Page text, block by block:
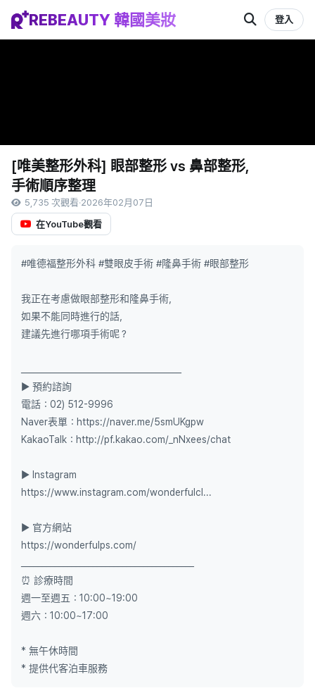
REBEAUTY 韓國美妝 登入
[唯美整形外科] 眼部整形 vs 鼻部整形,
手術順序整理
5,735 次觀看·2026年02月07日
在YouTube觀看
#唯德福整形外科 #雙眼皮手術 #隆鼻手術 #眼部整形
我正在考慮做眼部整形和隆鼻手術，
如果不能同時進行的話，
建議先進行哪項手術呢？
▶ 預約諮詢
電話：02) 512-9996
Naver表單：https://naver.me/5smUKgpw
KakaoTalk：http://pf.kakao.com/_nNxees/chat
▶ Instagram
https://www.instagram.com/wonderfulcl...
▶ 官方網站
https://wonderfulps.com/
⏰ 診療時間
週一至週五：10:00~19:00
週六：10:00~17:00
* 無午休時間
* 提供代客泊車服務